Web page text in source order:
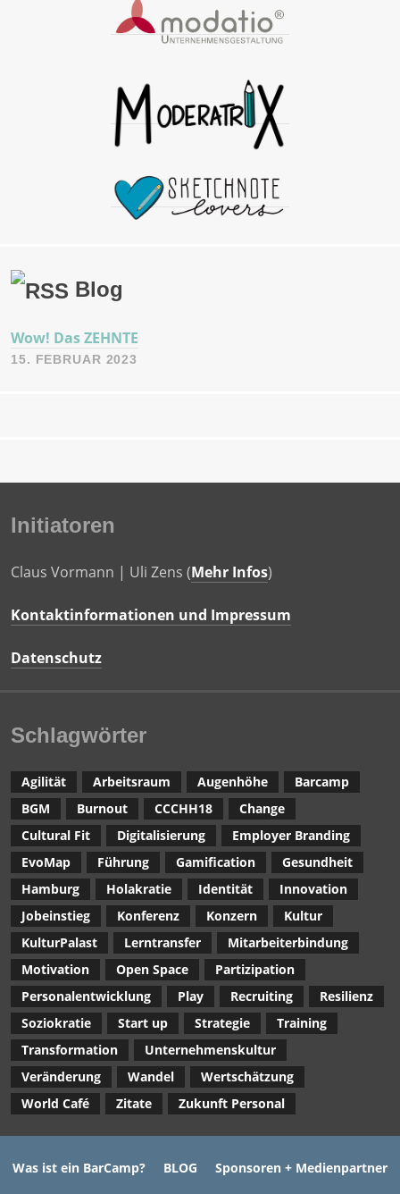
Blog
Wow! Das ZEHNTE
15. FEBRUAR 2023
Initiatoren
Claus Vormann | Uli Zens (Mehr Infos)
Kontaktinformationen und Impressum
Datenschutz
Schlagwörter
Agilität Arbeitsraum Augenhöhe
Barcamp
BGM
Burnout CCCHH18
Change
Cultural Fit
Digitalisierung
Employer Branding
EvoMap
Führung Gamification
Gesundheit
Hamburg
Holakratie Identität
Innovation
Jobeinstieg
Konferenz Konzern
Kultur
KulturPalast
Lerntransfer
Mitarbeiterbindung
Motivation
Open Space
Partizipation
Personalentwicklung
Play Recruiting
Resilienz
Soziokratie
Start up Strategie
Training
Transformation
Unternehmenskultur
Veränderung
Wandel
Wertschätzung
World Café
Zitate Zukunft Personal
Was ist ein BarCamp? BLOG
Sponsoren + Medienpartner